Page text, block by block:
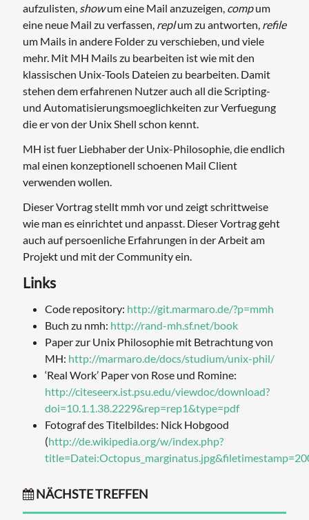
aufzulisten, showum eine Mail anzuzeigen, compum
eine neue Mail zu verfassen, replum zu antworten, refile
um Mails in andere Folder zu verschieben, und viele
mehr. Mit MH Mails zu bearbeiten ist wie mit den
klassischen Unix-Tools Dateien zu bearbeiten. Damit
stehen dem erfahrenen Nutzer auch all die Scripting-
und Automatisierungsmoeglichkeiten zur Verfuegung
die er von der Unix Shell schon kennt.
MH ist fuer Liebhaber der Unix-Philosophie, die endlich
mal einen konzeptionell schoenen Mail Client
verwenden wollen.
Dieser Vortrag stellt mmh vor und zeigt schrittweise
wie man es einrichtet und anpasst. Dieser Vortrag geht
auch auf persoenliche Erfahrungen in der Arbeit am
Projekt und mit der Community ein.
Links
Code repository: http://git.marmaro.de/?p=mmh
Buch zu nmh: http://rand-mh.sf.net/book
Paper zur Unix Philosophie mit Betrachtung von
MH: http://marmaro.de/docs/studium/unix-phil/
‘Real Work’ Paper von Rose und Romine:
http://citeseerx.ist.psu.edu/viewdoc/download?
doi=10.1.1.38.2229&rep=rep1&type=pdf
Fotograf des Titelbildes: Nick Hobgood
(http://de.wikipedia.org/w/index.php?
NÄCHSTE TREFFEN